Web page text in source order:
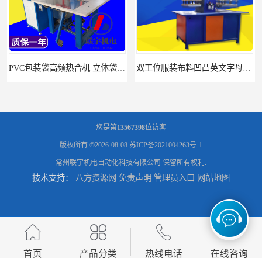
汽车坐垫压纹压花机规格 单头大台面凹凸压花机 现货供应 浙江布料凹凸4d压纹机生产厂家 服装凹凸4d压纹植胶机 经济实惠
您是第13567398位访客
版权所有 ©2026-08-08 苏ICP备2021004263号-1
常州联宇机电自动化科技有限公司 保留所有权利.
技术支持： 八方资源网 免责声明 管理员入口 网站地图
首页 产品分类 热线电话 在线咨询